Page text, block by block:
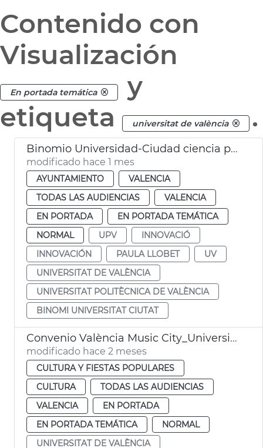
Contenido con
Visualización
En portada temática
y
etiqueta
universitat de valència .
Binomio Universidad-Ciudad ciencia políticas públicas València
modificado hace 1 mes
AYUNTAMIENTO
VALENCIA
TODAS LAS AUDIENCIAS
VALENCIA
EN PORTADA
EN PORTADA TEMÁTICA
NORMAL
UPV
INNOVACIÓ
INNOVACIÓN
PAULA LLOBET
UV
UNIVERSITAT DE VALÈNCIA
UNIVERSITAT POLITÈCNICA DE VALÈNCIA
BINOMI UNIVERSITAT CIUTAT
Convenio València Music City_Universitat de València
modificado hace 2 meses
CULTURA Y FIESTAS POPULARES
CULTURA
TODAS LAS AUDIENCIAS
VALENCIA
EN PORTADA
EN PORTADA TEMÁTICA
NORMAL
UNIVERSITAT DE VALÈNCIA